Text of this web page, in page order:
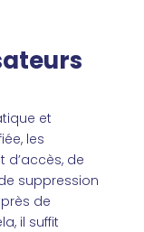
et
les
d’accès, de
suppression
de
il suffit